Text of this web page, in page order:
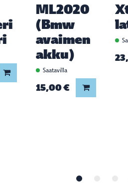
Lisää koriin
ML2020
(Bmw
avaimen
akku)
Saatavilla
15,00 € Lisää koriin